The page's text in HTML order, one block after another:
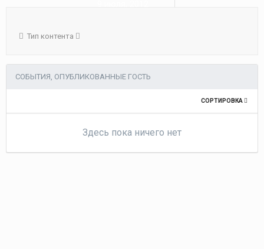
Тип контента
СОБЫТИЯ, ОПУБЛИКОВАННЫЕ ГОСТЬ
СОРТИРОВКА
Здесь пока ничего нет